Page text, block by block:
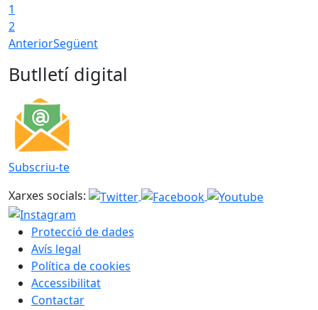
1
2
AnteriorSegüent
Butlletí digital
Subscriu-te
Xarxes socials:
Protecció de dades
Avís legal
Política de cookies
Accessibilitat
Contactar